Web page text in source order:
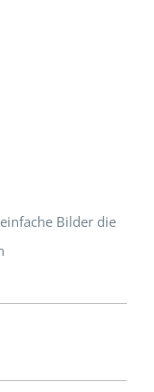
Bilder die